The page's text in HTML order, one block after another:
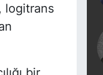
logitrans